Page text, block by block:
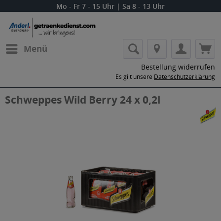
Mo - Fr 7 - 15 Uhr | Sa 8 - 13 Uhr
Menü
Bestellung widerrufen
Es gilt unsere Datenschutzerklärung
Schweppes Wild Berry 24 x 0,2l